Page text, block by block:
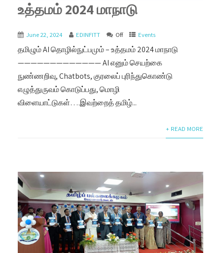
உத்தமம் 2024 மாநாடு
June 22, 2024 EDINFITT Off Events
தமிழும் AI தொழில்நுட்பமும் – உத்தமம் 2024 மாநாடு
————————————— AI எனும் செயற்கை
நுண்ணறிவு, Chatbots, குரலைப் புரிந்துகொண்டு
எழுத்துருவம் கொடுப்பது, மொழி
விளையாட்டுகள்….இவற்றைத் தமிழ்...
+ READ MORE